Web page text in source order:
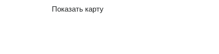
Показать карту